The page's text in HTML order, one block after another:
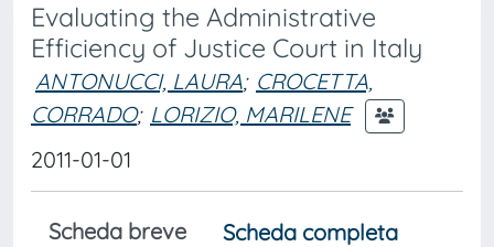
Evaluating the Administrative
Efficiency of Justice Court in Italy
ANTONUCCI, LAURA; CROCETTA,
CORRADO; LORIZIO, MARILENE
2011-01-01
Scheda breve
Scheda completa